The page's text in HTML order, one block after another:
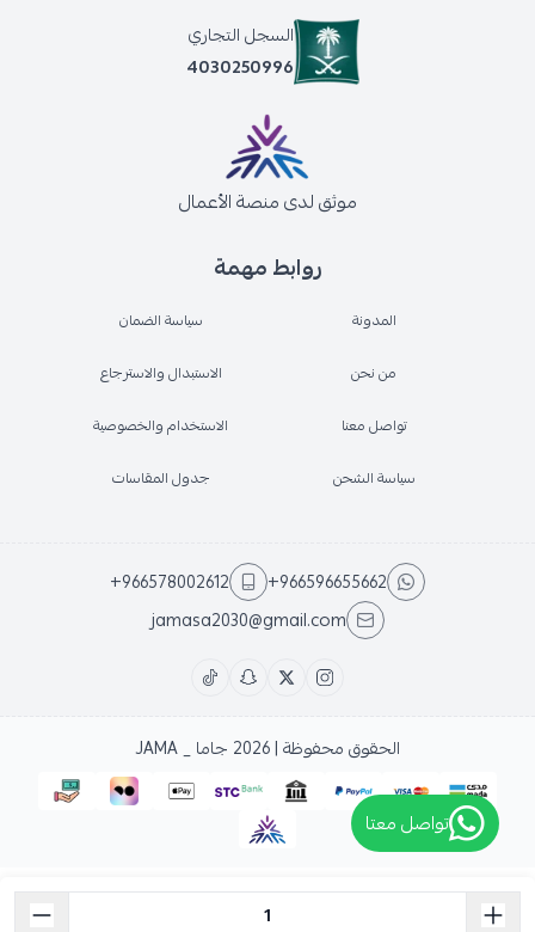
روابط مهمة
المدونة
من نحن
تواصل معنا
سياسة الشحن
سياسة الضمان
الاستبدال والاسترجاع
الاستخدام والخصوصية
جدول المقاسات
السجل التجاري
4030250996
موثق لدى منصة الأعمال
+966596655662
+966578002612
jamasa2030@gmail.com
الحقوق محفوظة | 2026 جاما _ JAMA
تواصل معتا